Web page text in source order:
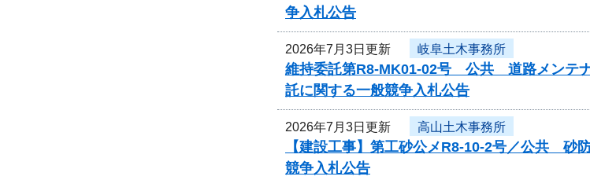
争入札公告
2026年7月3日更新 岐阜土木事務所
維持委託第R8-MK01-02号 公共 道路メンテ
託に関する一般競争入札公告
2026年7月3日更新 高山土木事務所
【建設工事】第工砂公メR8-10-2号／公共 砂
競争入札公告